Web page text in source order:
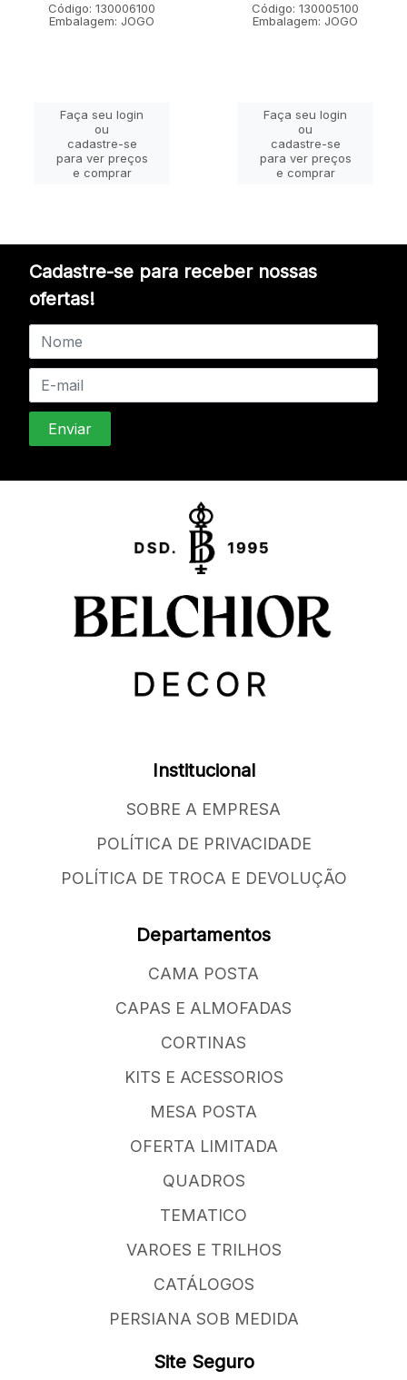
Código: 130006100
Embalagem: JOGO
Faça seu login
ou
cadastre-se
para ver preços
e comprar
Código: 130005100
Embalagem: JOGO
Faça seu login
ou
cadastre-se
para ver preços
e comprar
Cadastre-se para receber nossas
ofertas!
Institucional
SOBRE A EMPRESA
POLÍTICA DE PRIVACIDADE
POLÍTICA DE TROCA E DEVOLUÇÃO
Departamentos
CAMA POSTA
CAPAS E ALMOFADAS
CORTINAS
KITS E ACESSORIOS
MESA POSTA
OFERTA LIMITADA
QUADROS
TEMATICO
VAROES E TRILHOS
CATÁLOGOS
PERSIANA SOB MEDIDA
Site Seguro